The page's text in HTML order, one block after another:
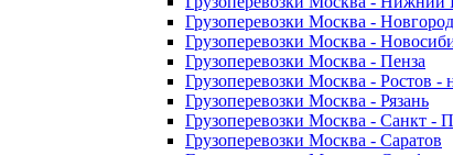
Грузоперевозки Москва - Новгород
Грузоперевозки Москва -
Грузоперевозки Москва - Пенза
Грузоперевозки Москва - Ростов -
Грузоперевозки Москва - Рязань
Грузоперевозки Москва - Санкт -
Грузоперевозки Москва - Саратов